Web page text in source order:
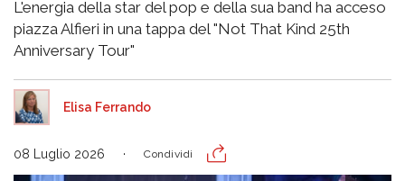
L'energia della star del pop e della sua band ha acceso
piazza Alfieri in una tappa del "Not That Kind 25th
Anniversary Tour"
Elisa Ferrando
08 Luglio 2026 Condividi